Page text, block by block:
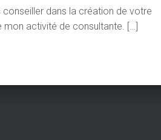
dans la création de votre
mon activité de consultante. […]